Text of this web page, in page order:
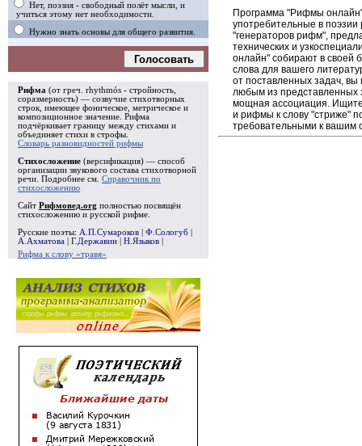
Нет, поэзия - свободный полёт мысли, и
учиться этому нет необходимости.
Нужно знать основы для общего развития.
Голосовать
Рифма (от греч. rhythmós - стройность,
соразмерность) — созвучие стихотворных
строк, имеющее фоническое, метрическое и
композиционное значение. Рифма
подчёркивает границу между стихами и
объединяет стихи в строфы
Словарь разновидностей рифмы
Стихосложение (версификация) — способ
организации звукового состава стихотворной
речи. Подробнее см. Справочник по
стихосложению
Сайт Рифмовед.org полностью посвящён
стихосложению и русской рифме.
Русские поэты: А.П.Сумароков Ф.Сологуб
А.Ахматова
Г.Державин Н.Языков
Рифма к слову «травя»
Программа "Рифмы
употребительные в
"генераторов рифм",
технических и
онлайн" собирают в своей
слова для вашего
от поставленных задач,
любым из
мощная ассоциация. Ищите
и рифмы к слову "стриже"
требовательными к вашим